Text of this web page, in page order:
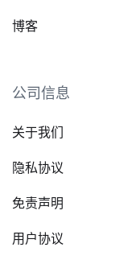
博客
公司信息
关于我们
隐私协议
免责声明
用户协议